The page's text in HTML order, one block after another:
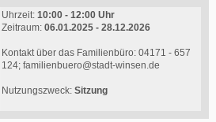
Uhrzeit: 10:00 - 12:00 Uhr
Zeitraum: 06.01.2025 - 28.12.2026
Kontakt über das Familienbüro: 04171 - 657
124; familienbuero@stadt-winsen.de
Nutzungszweck: Sitzung